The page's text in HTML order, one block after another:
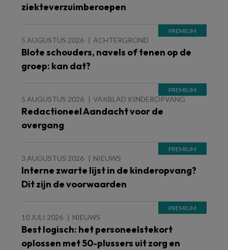
ziekteverzuimberoepen
5 AUGUSTUS 2026 ACHTERGROND
Blote schouders, navels of tenen op de
groep: kan dat?
5 AUGUSTUS 2026 VAKBLAD KINDEROPVANG
Redactioneel Aandacht voor de
overgang
3 AUGUSTUS 2026 NIEUWS
Interne zwarte lijst in de kinderopvang?
Dit zijn de voorwaarden
10 JULI 2026 NIEUWS
Best logisch: het personeelstekort
oplossen met 50-plussers uit zorg en